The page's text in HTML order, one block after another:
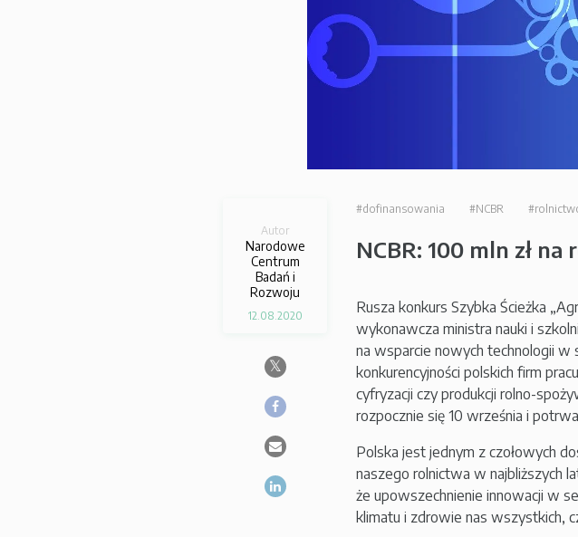
Autor
Narodowe
Centrum
Badań i
Rozwoju
12.08.2020
#dofinansowania #NCBR
NCBR: 100 mln zł
Rusza konkurs Szybka Ścieżka
wykonawcza ministra nauki i
na wsparcie nowych technologii w
konkurencyjności polskich firm
cyfryzacji czy produkcji rolno-
rozpocznie się 10 września i
Polska jest jednym z czołowych
naszego rolnictwa w najbliższych
że upowszechnienie innowacji w
klimatu i zdrowie nas wszystkich,